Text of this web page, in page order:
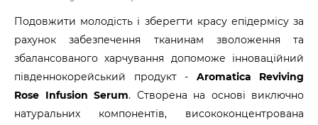
Подовжити молодість і зберегти красу епідермісу за
рахунок забезпечення тканинам зволоження та
збалансованого харчування допоможе інноваційний
південнокорейський продукт - Aromatica Reviving
Rose Infusion Serum. Створена на основі виключно
натуральних компонентів, висококонцентрована